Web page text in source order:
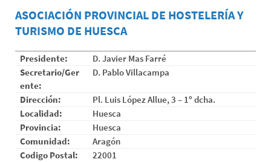
ASOCIACIÓN PROVINCIAL DE HOSTELERÍA Y
TURISMO DE HUESCA
Presidente:
D. Javier Mas Farré
Secretario/Ger
ente:
D. Pablo Villacampa
Dirección:
Pl. Luis López Allue, 3 – 1º dcha.
Localidad:
Huesca
Provincia:
Huesca
Comunidad:
Aragón
Codigo Postal:
22001